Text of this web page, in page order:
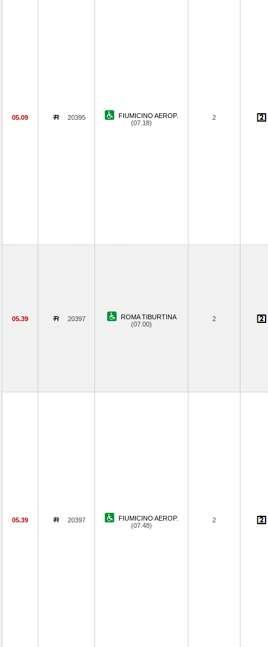
05.09 20395
FIUMICINO AEROP.
(07.18)
2
05.39 20397
ROMA TIBURTINA
(07.00)
2
05.39 20397
FIUMICINO AEROP.
(07.48)
2